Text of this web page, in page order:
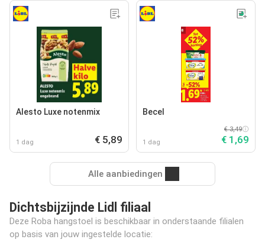
Alesto Luxe notenmix
1 dag € 5,89
Becel
1 dag
€ 3,49
€ 1,69
Alle aanbiedingen
Dichtsbijzijnde Lidl filiaal
Deze Roba hangstoel is beschikbaar in onderstaande filialen
op basis van jouw ingestelde locatie: